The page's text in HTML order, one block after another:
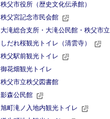
秩父市役所（歴史文化伝承館）
秩父宮記念市民会館
大滝総合支所・大滝公民館・秩父市
しだれ桜観光トイレ（清雲寺）
秩父駅前観光トイレ
御花畑観光トイレ
秩父市立秩父図書館
影森公民館
旭町滝ノ入地内観光トイレ